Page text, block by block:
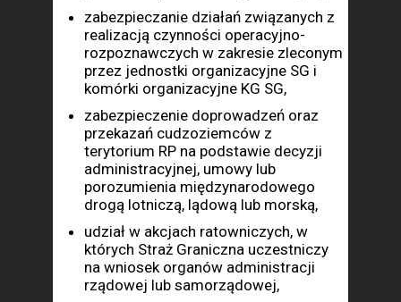
zabezpieczanie działań związanych z
realizacją czynności operacyjno-
rozpoznawczych w zakresie zleconym
przez jednostki organizacyjne SG i
komórki organizacyjne KG SG,
zabezpieczenie doprowadzeń oraz
przekazań cudzoziemców z
terytorium RP na podstawie decyzji
administracyjnej, umowy lub
porozumienia międzynarodowego
drogą lotniczą, lądową lub morską,
udział w akcjach ratowniczych, w
których Straż Graniczna uczestniczy
na wniosek organów administracji
rządowej lub samorządowej,